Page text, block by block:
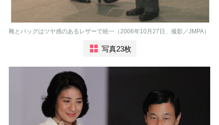
靴とバッグはツヤ感のあるレザーで統一（2006年10月27日、撮影／JMPA）
写真23枚